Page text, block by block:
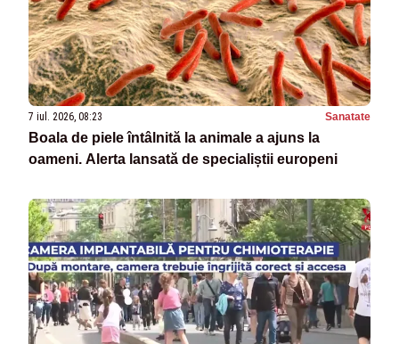
7 iul. 2026, 08:23 Sanatate
Boala de piele întâlnită la animale a ajuns la
oameni. Alerta lansată de specialiștii europeni